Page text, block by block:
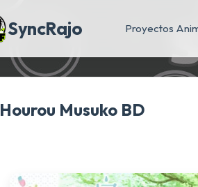
SyncRajo Proyectos
Hourou Musuko BD